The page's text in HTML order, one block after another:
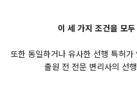
이 세 가지 조건을 모
또한 동일하거나 유사한 선행 특허
출원 전 전문 변리사의 선